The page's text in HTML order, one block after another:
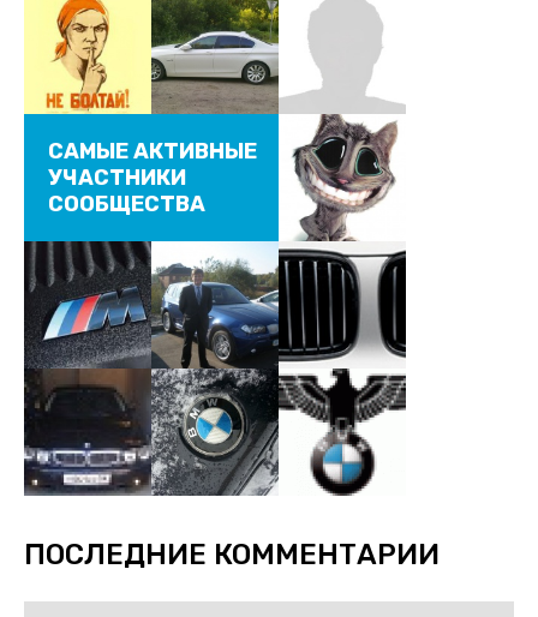
САМЫЕ АКТИВНЫЕ
УЧАСТНИКИ
СООБЩЕСТВА
ПОСЛЕДНИЕ КОММЕНТАРИИ